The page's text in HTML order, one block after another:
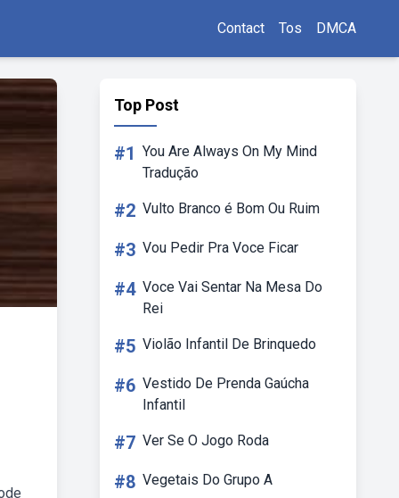
Contact Tos DMCA
Top Post
#1 You Are Always On My Mind
Tradução
#2 Vulto Branco é Bom Ou Ruim
#3 Vou Pedir Pra Voce Ficar
#4 Voce Vai Sentar Na Mesa Do
Rei
#5 Violão Infantil De Brinquedo
#6 Vestido De Prenda Gaúcha
Infantil
#7 Ver Se O Jogo Roda
#8 Vegetais Do Grupo A